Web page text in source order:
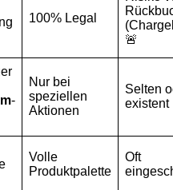
100% Legal
🚨
-
Nur bei
speziellen
Aktionen
Selten
existent
Volle
Produktpalette
Oft